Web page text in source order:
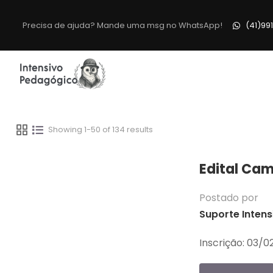
Precisa de ajuda? Mande uma msg no WhatsApp!
Showing 1-50 of 134 results
Edital
Postado por
Suporte
Inscrição: 03/